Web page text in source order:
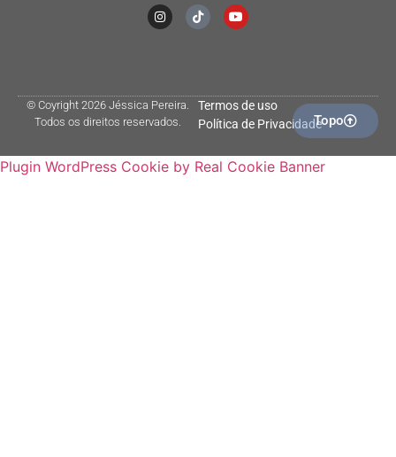
© Coyright 2026 Jéssica Pereira.
Todos os direitos reservados.
Termos de uso
Política de PrivacidadeTopo
Plugin WordPress Cookie by Real Cookie Banner